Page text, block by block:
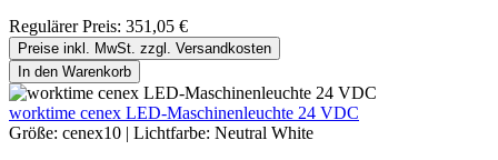
Regulärer Preis: 351,05 €
Preise inkl. MwSt. zzgl. Versandkosten
In den Warenkorb
worktime cenex LED-Maschinenleuchte 24 VDC
Größe: cenex10 | Lichtfarbe: Neutral White